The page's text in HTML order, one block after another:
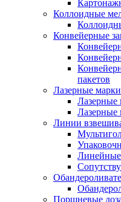
Коллоидные
Конвейерные
пакетов
Лазерные
Линии
Линейные
Поршневые